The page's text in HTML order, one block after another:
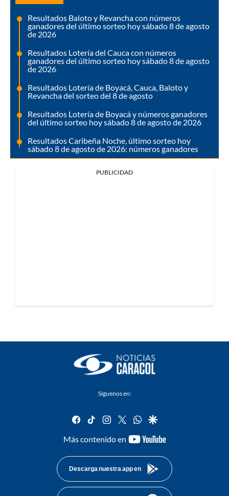
Resultados Baloto y Revancha con números
ganadores del último sorteo hoy sábado 8 de agosto
de 2026
Resultados Lotería del Cauca con números
ganadores del último sorteo hoy sábado 8 de agosto
de 2026
Resultados Lotería de Boyacá, Cauca, Baloto y
Revancha del sorteo del 8 de agosto
Resultados Lotería de Boyacá y números ganadores
del último sorteo hoy sábado 8 de agosto de 2026
Resultados Caribeña Noche, último sorteo hoy
sábado 8 de agosto de 2026: números ganadores
PUBLICIDAD
Síguenos en:
facebook
tiktok instagram
twitterwhatsapp
google
Más contenido en
youtube-
Descarga nuestra app en